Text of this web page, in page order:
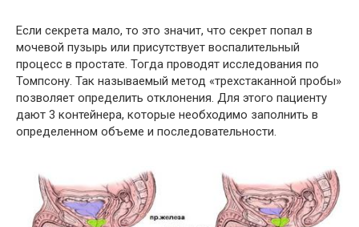
Если секрета мало, то это значит, что секрет попал в
мочевой пузырь или присутствует воспалительный
процесс в простате. Тогда проводят исследования по
Томпсону. Так называемый метод «трехстаканной пробы»
позволяет определить отклонения. Для этого пациенту
дают 3 контейнера, которые необходимо заполнить в
определенном объеме и последовательности.